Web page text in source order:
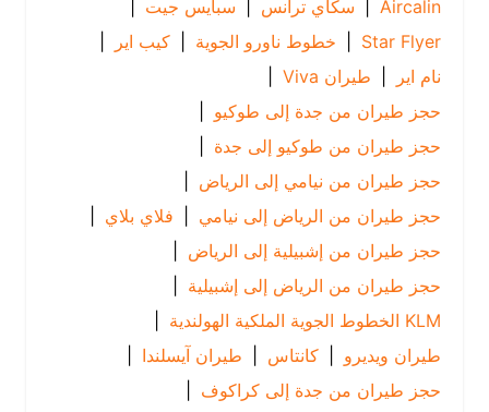
Aircalin
| سكاي ترانس | سبايس جيت
|
Star Flyer
| خطوط ناورو الجوية | كيب اير |
| طيران Viva
|
حجز طيران من جدة إلى طوكيو |
حجز طيران من طوكيو إلى جدة
حجز طيران من نيامي إلى الرياض
|
حجز طيران من الرياض إلى نيامي | فلاي بلاي
حجز طيران من إشبيلية إلى الرياض
|
حجز طيران من الرياض إلى إشبيلية |
|
طيران ويديرو
| كانتاس | طيران آيسلندا |
حجز طيران من جدة إلى كراكوف |